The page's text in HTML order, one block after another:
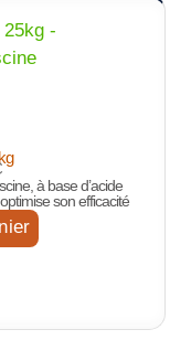
à base d’acide
son efficacité